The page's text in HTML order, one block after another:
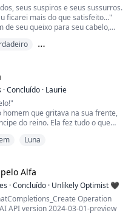
seus suspiros e seus sussurros.
ficarei mais do que satisfeito..."
de seu queixo para seu cabelo,
da minha blusa para cima, ele
com beijos lentos, ...
·Concluído · Laurie
homem que gritava na sua frente,
do reino. Ela fez tudo o que
Porque ela não era a sua
da Lua teve pena dela e deu-
Luna Laura, mas La...
Luna
Alfa
·Concluído · Unlikely Optimist 🖤
Operation
API version 2024-03-01-preview